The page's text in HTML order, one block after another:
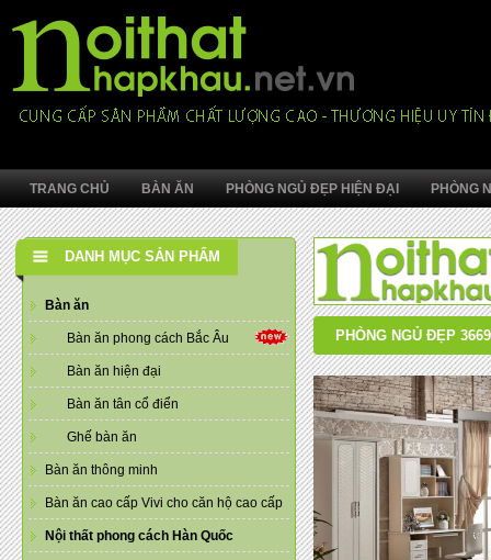
TRANG CHỦ BÀN ĂN PHÒNG NGỦ ĐẸP HIỆN ĐẠI PHÒNG
DANH MỤC SẢN PHẨM
Bàn ăn
Bàn ăn phong cách Bắc Âu
Bàn ăn hiện đại
Bàn ăn tân cổ điển
Ghế bàn ăn
Bàn ăn thông minh
Bàn ăn cao cấp Vivi cho căn hộ cao cấp
Nội thất phong cách Hàn Quốc
PHÒNG NGỦ ĐẸP